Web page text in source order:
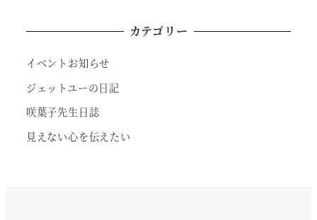
カテゴリー
イベントお知らせ
ジェットユーの日記
咲葉子先生日誌
見えない心を伝えたい